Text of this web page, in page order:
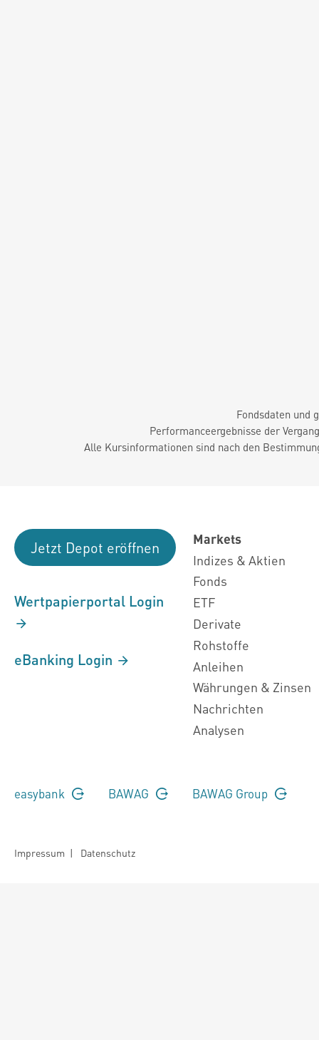
Fondsdaten und
Performanceergebnisse der
Alle Kursinformationen sind nach den
Jetzt Depot eröffnen
Wertpapierportal Login
eBanking Login
Markets
Indizes & Aktien
Fonds
ETF
Derivate
Rohstoffe
Anleihen
Währungen & Zinsen
Nachrichten
Analysen
easybank BAWAG BAWAG Group
Impressum | Datenschutz